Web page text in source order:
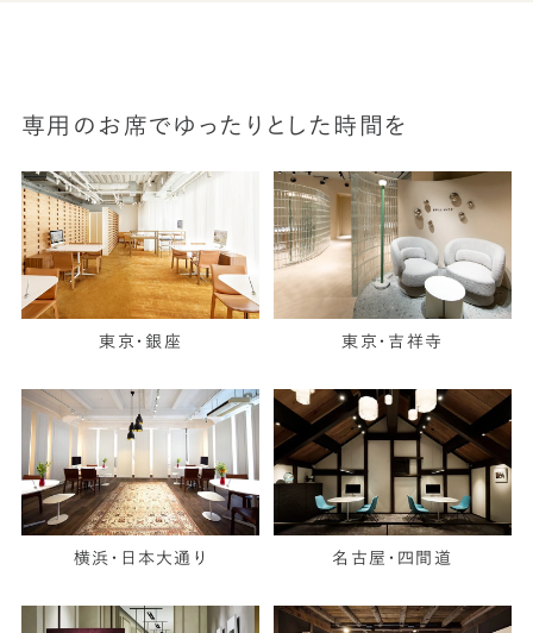
専用のお席でゆったりとした時間を
東京・銀座 東京・吉祥寺
横浜・日本大通り 名古屋・四間道